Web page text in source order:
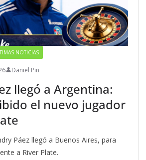
NOTICIAS
Daniel Pin
llegó a Argentina:
el nuevo jugador
Páez llegó a Buenos Aires, para
a River Plate.